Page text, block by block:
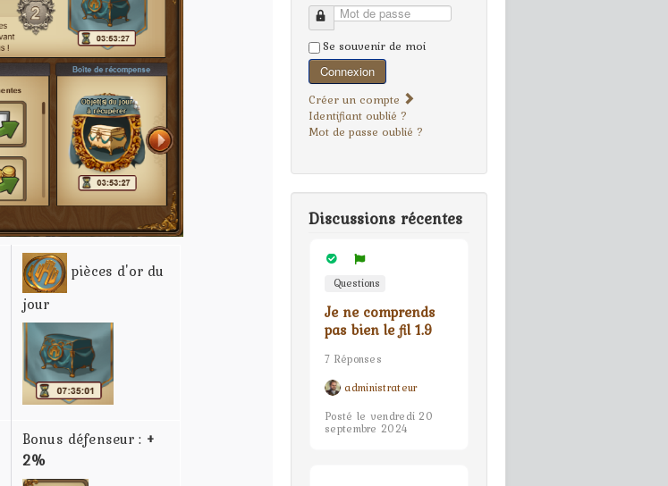
pièces d'or du
jour
Bonus défenseur : +
2%
Mot de passe
Se souvenir de moi
Connexion
Créer un compte
Identifiant oublié ?
Mot de passe oublié ?
Discussions récentes
Questions
Je ne comprends
pas bien le fil 1.9
7 Réponses
administrateur
Posté le vendredi 20
septembre 2024